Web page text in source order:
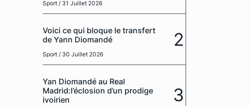
Sport / 31 Juillet 2026
Voici ce qui bloque le transfert
de Yann Diomandé
Sport / 30 Juillet 2026
2
Yan Diomandé au Real
Madrid:l’éclosion d’un prodige
ivoirien
3